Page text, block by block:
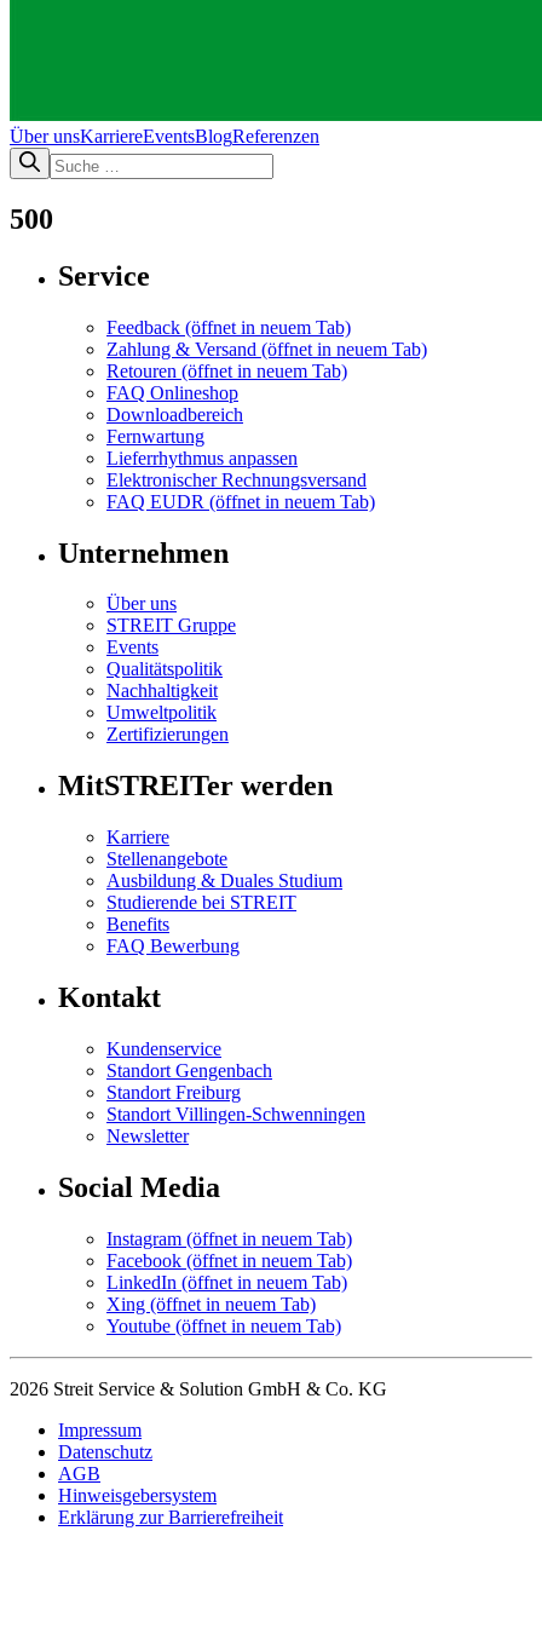
Über unsKarriereEventsBlogReferenzen
500
Service
Feedback (öffnet in neuem Tab)
Zahlung & Versand (öffnet in neuem Tab)
Retouren (öffnet in neuem Tab)
FAQ Onlineshop
Downloadbereich
Fernwartung
Lieferrhythmus anpassen
Elektronischer Rechnungsversand
FAQ EUDR (öffnet in neuem Tab)
Unternehmen
Über uns
STREIT Gruppe
Events
Qualitätspolitik
Nachhaltigkeit
Umweltpolitik
Zertifizierungen
MitSTREITer werden
Karriere
Stellenangebote
Ausbildung & Duales Studium
Studierende bei STREIT
Benefits
FAQ Bewerbung
Kontakt
Kundenservice
Standort Gengenbach
Standort Freiburg
Standort Villingen-Schwenningen
Newsletter
Social Media
Instagram (öffnet in neuem Tab)
Facebook (öffnet in neuem Tab)
LinkedIn (öffnet in neuem Tab)
Xing (öffnet in neuem Tab)
Youtube (öffnet in neuem Tab)
2026 Streit Service & Solution GmbH & Co. KG
Impressum
Datenschutz
AGB
Hinweisgebersystem
Erklärung zur Barrierefreiheit